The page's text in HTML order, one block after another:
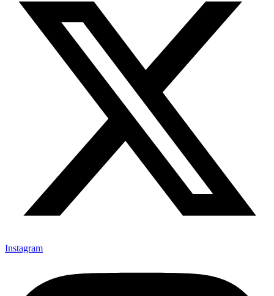
Instagram